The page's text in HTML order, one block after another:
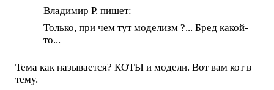
Владимир Р. пишет:
Только, при чем тут моделизм ?... Бред какой-
то...
Тема как называется? КОТЫ и модели. Вот вам кот в
тему.